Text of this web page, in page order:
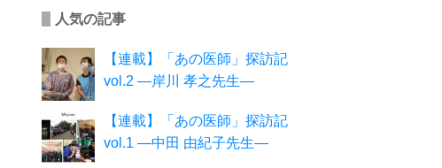
人気の記事
【連載】「あの医師」探訪記
vol.2 ―岸川 孝之先生―
【連載】「あの医師」探訪記
vol.1 ―中田 由紀子先生―